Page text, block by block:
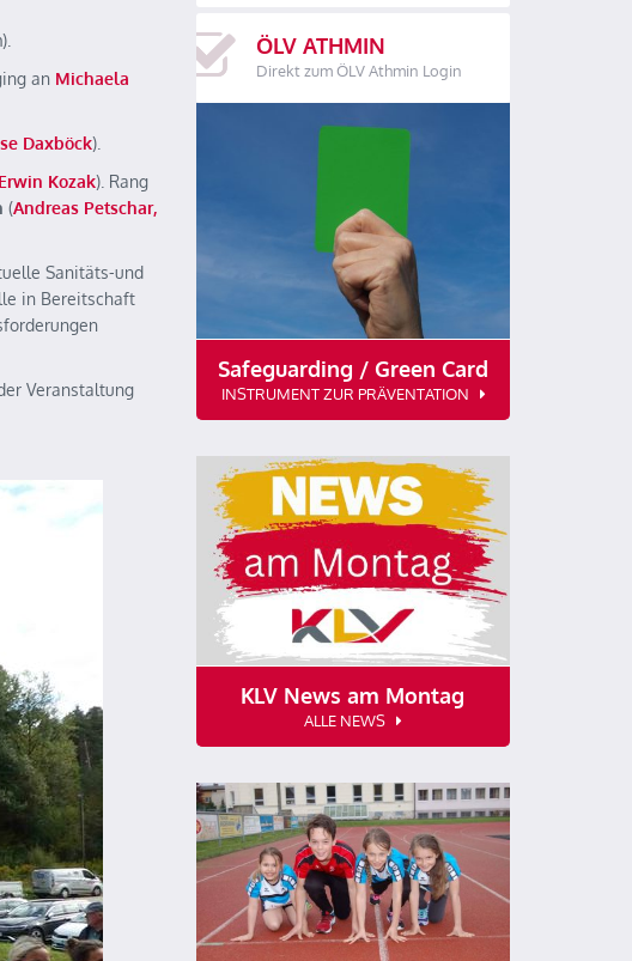
an Michaela
Daxböck).
Kozak). Rang
(Andreas Petschar,
Sanitäts-und
in Bereitschaft
Veranstaltung
ÖLV ATHMIN
Direkt zum ÖLV Athmin Login
Safeguarding / Green Card
INSTRUMENT ZUR PRÄVENTATION
KLV News am Montag
ALLE NEWS